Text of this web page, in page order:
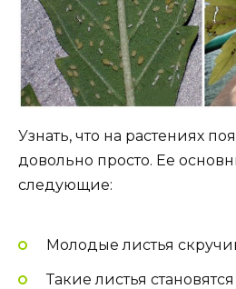
Узнать, что на растениях
довольно просто. Ее
следующие:
Молодые листья
Такие листья